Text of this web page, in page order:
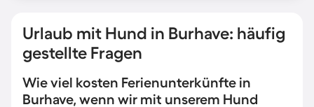
Urlaub mit Hund in Burhave: häufig
gestellte Fragen
Wie viel kosten Ferienunterkünfte in
Burhave, wenn wir mit unserem Hund